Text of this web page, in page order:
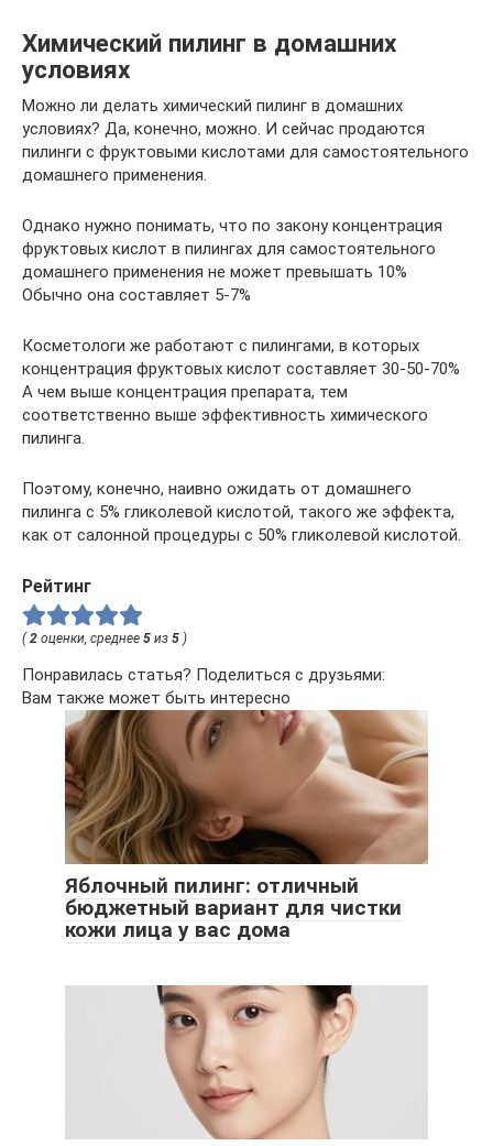
Химический пилинг в домашних
условиях
Можно ли делать химический пилинг в домашних
условиях? Да, конечно, можно. И сейчас продаются
пилинги с фруктовыми кислотами для самостоятельного
домашнего применения.
Однако нужно понимать, что по закону концентрация
фруктовых кислот в пилингах для самостоятельного
домашнего применения не может превышать 10%
Обычно она составляет 5-7%
Косметологи же работают с пилингами, в которых
концентрация фруктовых кислот составляет 30-50-70%
А чем выше концентрация препарата, тем
соответственно выше эффективность химического
пилинга.
Поэтому, конечно, наивно ожидать от домашнего
пилинга с 5% гликолевой кислотой, такого же эффекта,
как от салонной процедуры с 50% гликолевой кислотой.
Рейтинг
( 2 оценки, среднее 5 из 5 )
Понравилась статья? Поделиться с друзьями:
Вам также может быть интересно
Яблочный пилинг: отличный
бюджетный вариант для чистки
кожи лица у вас дома